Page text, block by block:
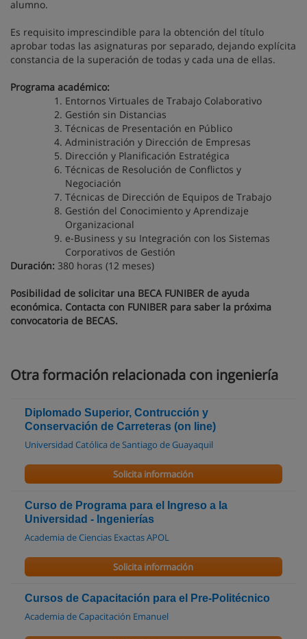
alumno.
Es requisito imprescindible para la obtención del título
aprobar todas las asignaturas por separado, dejando explícita
constancia de la superación de todas y cada una de ellas.
Programa académico:
Entornos Virtuales de Trabajo Colaborativo
Gestión sin Distancias
Técnicas de Presentación en Público
Administración y Dirección de Empresas
Dirección y Planificación Estratégica
Técnicas de Resolución de Conflictos y
Negociación
Técnicas de Dirección de Equipos de Trabajo
Gestión del Conocimiento y Aprendizaje
Organizacional
e-Business y su Integración con los Sistemas
Corporativos de Gestión
Duración: 380 horas (12 meses)
Posibilidad de solicitar una BECA FUNIBER de ayuda
económica. Contacta con FUNIBER para saber la próxima
convocatoria de BECAS.
Otra formación relacionada con ingeniería
Diplomado Superior, Contrucción y
Conservación de Carreteras (on line)
Universidad Católica de Santiago de Guayaquil
Solicita información
Curso de Programa para el Ingreso a la
Universidad - Ingenierías
Academia de Ciencias Exactas APOL
Solicita información
Cursos de Capacitación para el Pre-Politécnico
Academia de Capacitación Emanuel